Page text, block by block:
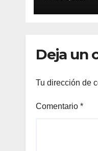
Deja un
Tu dirección de
Comentario *